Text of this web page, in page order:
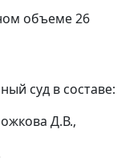
объеме 26
суд в составе:
Д.В.,